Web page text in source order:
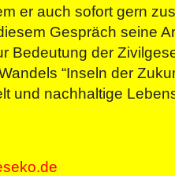
er auch sofort gern
Gespräch seine
Bedeutung der
“Inseln der
und nachhaltige